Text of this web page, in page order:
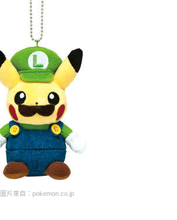
圖片來自：pokemon.co.jp